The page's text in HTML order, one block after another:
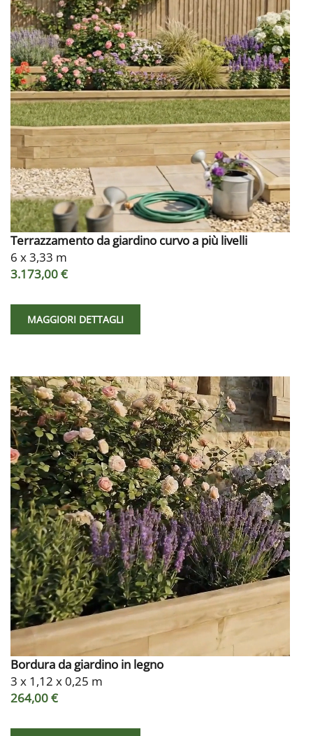
Terrazzamento da giardino curvo a più livelli
6 x 3,33 m
3.173,00 €
MAGGIORI DETTAGLI
Bordura da giardino in legno
3 x 1,12 x 0,25 m
264,00 €